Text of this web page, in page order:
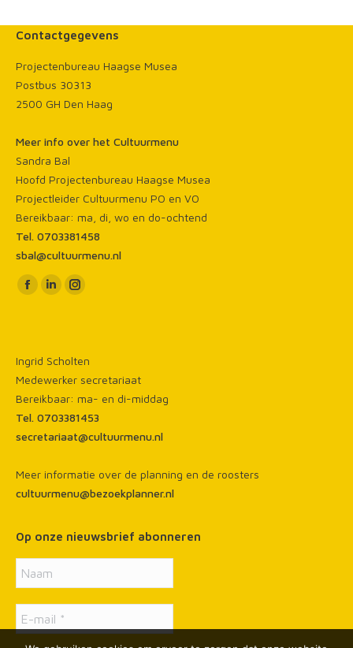
Contactgegevens
Projectenbureau Haagse Musea
Postbus 30313
2500 GH Den Haag
Meer info over het Cultuurmenu
Sandra Bal
Hoofd Projectenbureau Haagse Musea
Projectleider Cultuurmenu PO en VO
Bereikbaar: ma, di, wo en do-ochtend
Tel. 0703381458
sbal@cultuurmenu.nl
Vind ons op:
Facebook
new
window
Linkedin
in
new
window
Instagram
in
new
window
Ingrid Scholten
Medewerker secretariaat
Bereikbaar: ma- en di-middag
Tel. 0703381453
secretariaat@cultuurmenu.nl
Meer informatie over de planning en de roosters
cultuurmenu@bezoekplanner.nl
Op onze nieuwsbrief abonneren